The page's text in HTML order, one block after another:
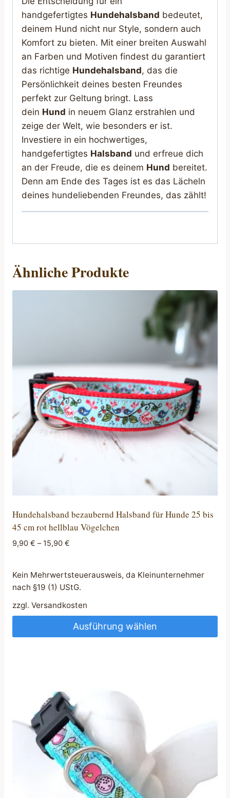
handgefertigtes Hundehalsband bedeutet,
deinem Hund nicht nur Style, sondern auch
Komfort zu bieten. Mit einer breiten Auswahl
an Farben und Motiven findest du garantiert
das richtige Hundehalsband, das die
Persönlichkeit deines besten Freundes
perfekt zur Geltung bringt. Lass
dein Hund in neuem Glanz erstrahlen und
zeige der Welt, wie besonders er ist.
Investiere in ein hochwertiges,
handgefertigtes Halsband und erfreue dich
an der Freude, die es deinem Hund bereitet.
Denn am Ende des Tages ist es das Lächeln
deines hundeliebenden Freundes, das zählt!
Ähnliche Produkte
Hundehalsband bezaubernd Halsband für Hunde 25 bis
45 cm rot hellblau Vögelchen
9,90 € –15,90 €
Kein Mehrwertsteuerausweis, da Kleinunternehmer
nach §19 (1) UStG.
zzgl. Versandkosten
Ausführung wählen
Varianten
Die
Optionen
können